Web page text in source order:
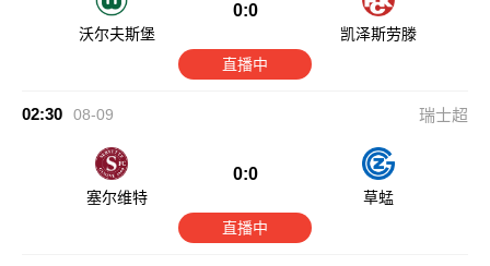
沃尔夫斯堡
0:0
凯泽斯劳滕
直播中
02:30 08-09 瑞士超
塞尔维特
0:0
草蜢
直播中